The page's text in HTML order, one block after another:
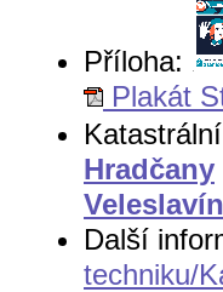
Příloha:
Plakát
Hradčany
Veleslavín
Další
techniku/